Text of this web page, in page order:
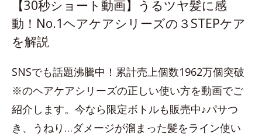
【30秒ショート動画】うるツヤ髪に感
動！No.1ヘアケアシリーズの３STEPケア
を解説
SNSでも話題沸騰中！累計売上個数1962万個突破
※のヘアケアシリーズの正しい使い方を動画でご
紹介します。今なら限定ボトルも販売中♪パサつ
き、うねり…ダメージが溜まった髪をライン使い